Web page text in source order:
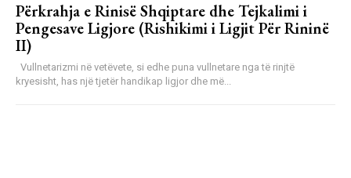
Përkrahja e Rinisë Shqiptare dhe Tejkalimi i
Pengesave Ligjore (Rishikimi i Ligjit Për Rininë
II)
kryesisht, has një tjetër handikap ligjor dhe më...